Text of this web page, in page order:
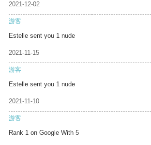
2021-12-02
游客
Estelle sent you 1 nude
2021-11-15
游客
Estelle sent you 1 nude
2021-11-10
游客
Rank 1 on Google With 5